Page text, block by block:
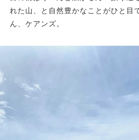
れた山、と自然豊かなことがひと目
ん、ケアンズ。